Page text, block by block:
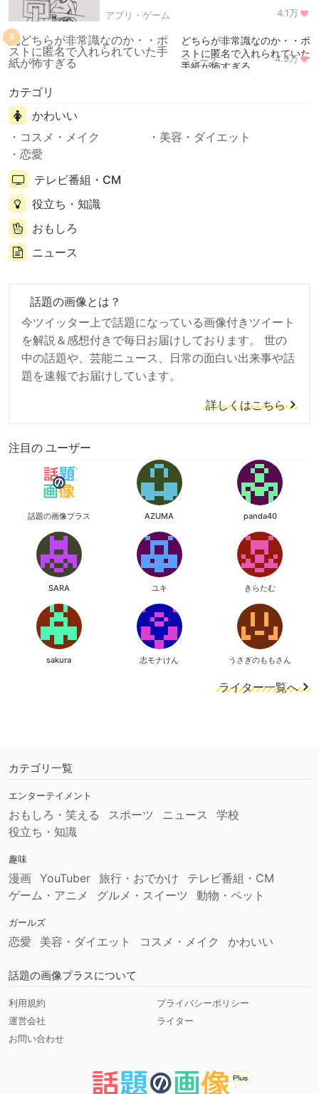
アプリ・ゲーム 4.1万
どちらが非常識なのか・・ポ
ストに匿名で入れられていた
手紙が怖すぎる
ニュース 4.9万
4
カテゴリ
かわいい
コスメ・メイク
美容・ダイエット
恋愛
テレビ番組・CM
役立ち・知識
おもしろ
ニュース
話題の画像とは？
今ツイッター上で話題になっている画像付きツイート
を解説＆感想付きで毎日お届けしております。 世の
中の話題や、芸能ニュース、日常の面白い出来事や話
題を速報でお届けしています。
詳しくはこちら
注目の ユーザー
話題の画像プラス AZUMA panda40
SARA ユキ きらたむ
sakura 志モナけん うさぎのももさん
ライター一覧へ
カテゴリ一覧
エンターテイメント
おもしろ・笑える スポーツ ニュース
学校
役立ち・知識
趣味
漫画 YouTuber 旅行・おでかけ
テレビ番組・CM
ゲーム・アニメ
グルメ・スイーツ 動物・ペット
ガールズ
恋愛 美容・ダイエット コスメ・メイク かわいい
話題の画像プラスについて
利用規約
プライバシーポリシー
運営会社
ライター
お問い合わせ